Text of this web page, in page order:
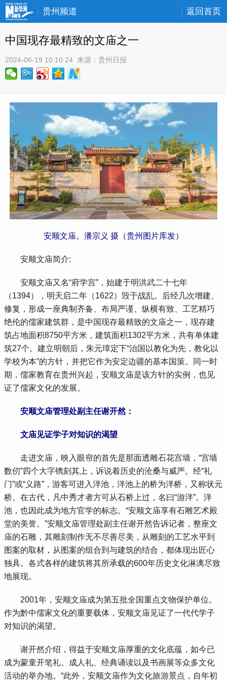
贵州频道 返回首页
中国现存最精致的文庙之一
2024-06-19 10:10:24 来源： 贵州日报
安顺文庙。潘宗义 摄（贵州图片库发）
安顺文庙简介:
安顺文庙又名“府学宫”，始建于明洪武二十七年
（1394），明天启二年（1622）毁于战乱。后经几次增建、
修复，形成一座典制齐备、布局严谨、纵横有致、工艺精巧
绝伦的儒家建筑群，是中国现存最精致的文庙之一，现存建
筑占地面积8750平方米，建筑面积1302平方米，共有单体建
筑27个。建立明朝后，朱元璋定下“治国以教化为先，教化以
学校为本”的方针，并把它作为安定边疆的基本国策。同一时
期，儒家教育在贵州兴起，安顺文庙是该方针的实例，也见
证了儒家文化的发展。
安顺文庙管理处副主任谢开然：
文庙见证学子对知识的渴望
走进文庙，映入眼帘的首先是那面透雕石花宫墙，“宫墙
数仞”四个大字镌刻其上，诉说着历史的沧桑与威严。经“礼
门”或“义路”，游客可进入泮池，泮池上的桥为泮桥，又称状元
桥。在古代，凡中秀才者方可从石桥上过，名曰“游泮”。泮
池，也因此成为地方官学的标志。“安顺文庙享有石雕艺术殿
堂的美誉。”安顺文庙管理处副主任谢开然告诉记者，整座文
庙的石雕，其雕刻制作无不尽善尽美，从雕刻的工艺水平到
图案的取材，从图案的组合到与建筑的结合，都体现出匠心
独具。各式各样的建筑将其所承载的600年历史文化淋漓尽致
地展现。
2001年，安顺文庙成为第五批全国重点文物保护单位。
作为黔中儒家文化的重要载体，安顺文庙见证了一代代学子
对知识的渴望。
谢开然介绍，得益于安顺文庙厚重的文化底蕴，如今已
成为蒙童开笔礼、成人礼、经典诵读以及书画展等众多文化
活动的举办地。“此外，安顺文庙作为文化旅游景点，自年初